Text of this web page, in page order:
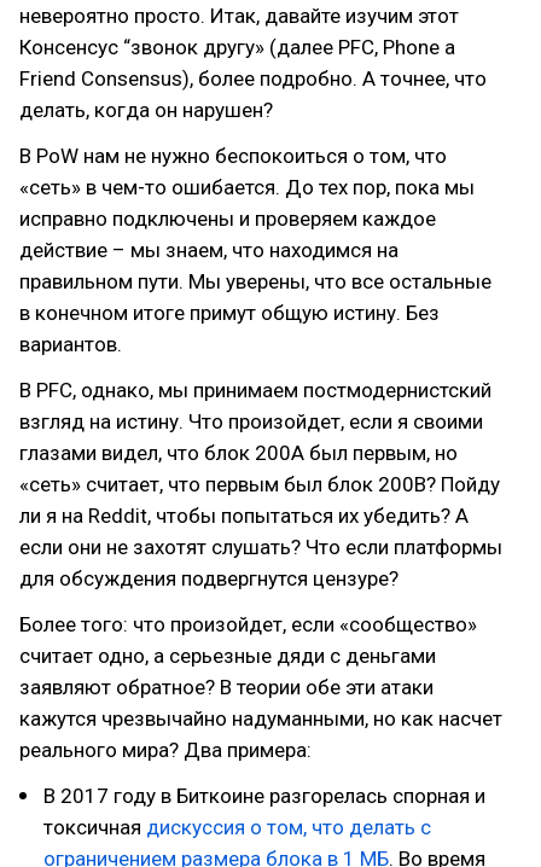
невероятно просто. Итак, давайте изучим этот
Консенсус “звонок другу» (далее PFC, Phone a
Friend Consensus), более подробно. А точнее, что
делать, когда он нарушен?
В PoW нам не нужно беспокоиться о том, что
«сеть» в чем-то ошибается. До тех пор, пока мы
исправно подключены и проверяем каждое
действие – мы знаем, что находимся на
правильном пути. Мы уверены, что все остальные
в конечном итоге примут общую истину. Без
вариантов.
В PFC, однако, мы принимаем постмодернистский
взгляд на истину. Что произойдет, если я своими
глазами видел, что блок 200A был первым, но
«сеть» считает, что первым был блок 200B? Пойду
ли я на Reddit, чтобы попытаться их убедить? А
если они не захотят слушать? Что если платформы
для обсуждения подвергнутся цензуре?
Более того: что произойдет, если «сообщество»
считает одно, а серьезные дяди с деньгами
заявляют обратное? В теории обе эти атаки
кажутся чрезвычайно надуманными, но как насчет
реального мира? Два примера:
В 2017 году в Биткоине разгорелась спорная и
токсичная дискуссия о том, что делать с
ограничением размера блока в 1 МБ. Во время